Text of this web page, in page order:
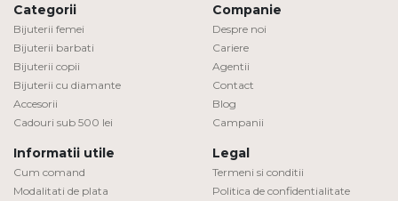
Categorii
Bijuterii femei
Bijuterii barbati
Bijuterii copii
Bijuterii cu diamante
Accesorii
Cadouri sub 500 lei
Companie
Despre noi
Cariere
Agentii
Contact
Blog
Campanii
Informatii utile
Cum comand
Modalitati de plata
Legal
Termeni si conditii
Politica de confidentialitate